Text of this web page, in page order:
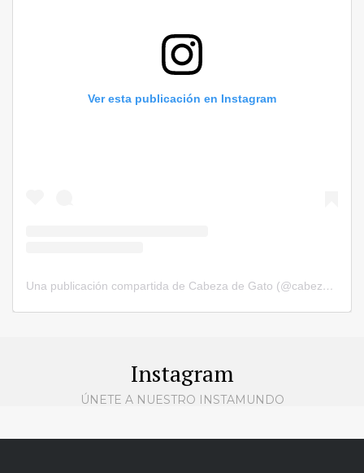
Ver esta publicación en Instagram
Una publicación compartida de Cabeza de Gato (@cabezadegatorevista)
Instagram
ÚNETE A NUESTRO INSTAMUNDO